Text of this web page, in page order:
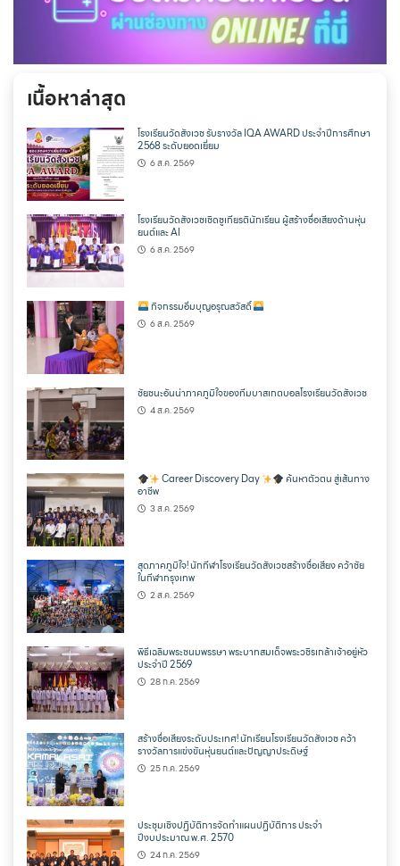
เนื้อหาล่าสุด
โรงเรียนวัดสังเวช รับรางวัล IQA AWARD ประจำปีการศึกษา
2568 ระดับยอดเยี่ยม
6 ส.ค. 2569
โรงเรียนวัดสังเวชเชิดชูเกียรตินักเรียน ผู้สร้างชื่อเสียงด้านหุ่น
ยนต์และ AI
6 ส.ค. 2569
กิจกรรมอิ่มบุญอรุณสวัสดิ์
6 ส.ค. 2569
ชัยชนะอันน่าภาคภูมิใจของทีมบาสเกตบอลโรงเรียนวัดสังเวช
4 ส.ค. 2569
Career Discovery Day
ค้นหาตัวตน สู่เส้นทาง
อาชีพ
3 ส.ค. 2569
สุดภาคภูมิใจ! นักกีฬาโรงเรียนวัดสังเวชสร้างชื่อเสียง คว้าชัย
ในกีฬากรุงเทพ
2 ส.ค. 2569
พิธีเฉลิมพระชนมพรรษา พระบาทสมเด็จพระวชิรเกล้าเจ้าอยู่หัว
ประจำปี 2569
28 ก.ค. 2569
สร้างชื่อเสียงระดับประเทศ! นักเรียนโรงเรียนวัดสังเวช คว้า
รางวัลการแข่งขันหุ่นยนต์และปัญญาประดิษฐ์
25 ก.ค. 2569
ประชุมเชิงปฏิบัติการจัดทำแผนปฏิบัติการ ประจำ
ปีงบประมาณ พ.ศ. 2570
24 ก.ค. 2569